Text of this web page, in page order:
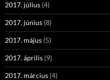
2017. július (4)
2017. június (8)
2017. május (5)
2017. április (9)
2017. március (4)